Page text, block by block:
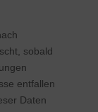
sobald
entfallen
Daten